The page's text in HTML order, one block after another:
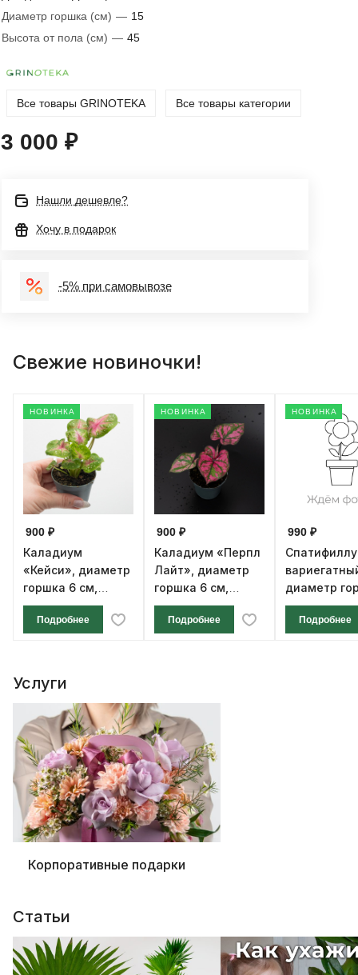
Диаметр горшка (см) — 15
Высота от пола (см) — 45
Все товары GRINOTEKA Все товары категории
3 000 ₽
Нашли дешевле?
Хочу в подарок
-5% при самовывозе
Свежие новиночки!
НОВИНКА
900 ₽
Каладиум
«Кейси», диаметр
горшка 6 см,
высота 12 см
Подробнее
НОВИНКА
900 ₽
Каладиум «Перпл
Лайт», диаметр
горшка 6 см,
высота 12 см
Подробнее
НОВИНКА
990 ₽
диаметр
см, высота
Подробнее
Услуги
Корпоративные подарки
Статьи